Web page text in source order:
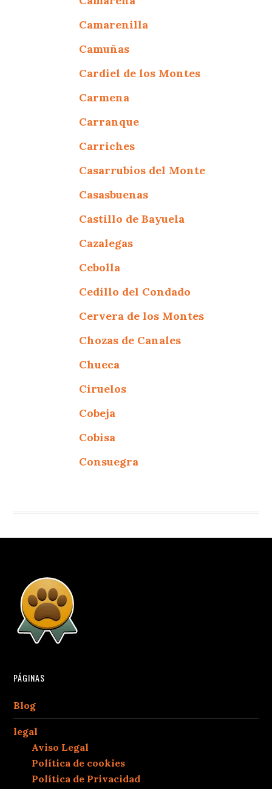
Camarenilla
Camuñas
Cardiel de los Montes
Carmena
Carranque
Carriches
Casarrubios del Monte
Casasbuenas
Castillo de Bayuela
Cazalegas
Cebolla
Cedillo del Condado
Cervera de los Montes
Chozas de Canales
Chueca
Ciruelos
Cobeja
Cobisa
Consuegra
PÁGINAS
Blog
legal
Aviso Legal
Política de cookies
Política de Privacidad